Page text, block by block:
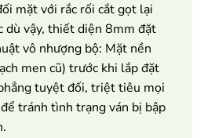
mặt với rắc rối cắt gọt lại
dù vậy, thiết diện 8mm đặt
vô nhượng bộ: Mặt nền
men cũ) trước khi lắp đặt
tuyệt đối, triệt tiêu mọi
tránh tình trạng ván bị bập